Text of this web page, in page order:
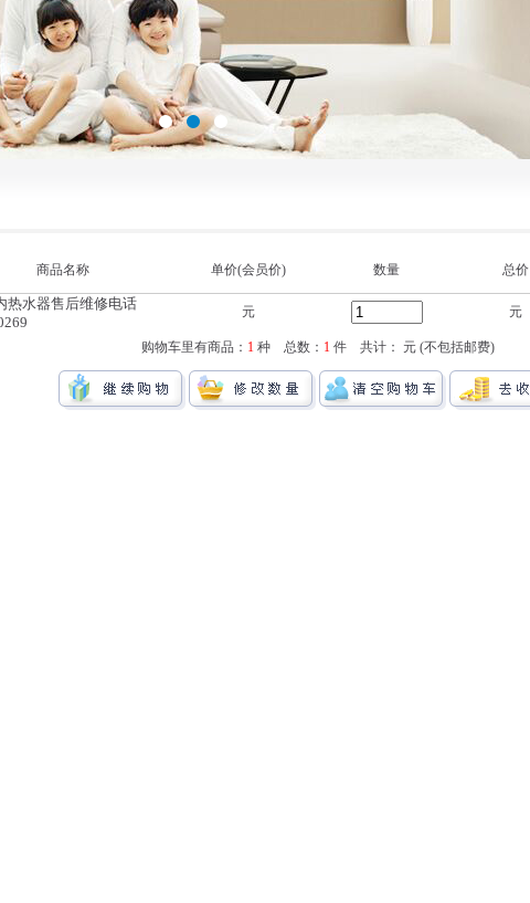
商品名称 单价(会员价) 数量 总价
热水器售后维修电话
元 元
购物车里有商品： 1种 总数： 1件 共计： 元 (不包括邮费)